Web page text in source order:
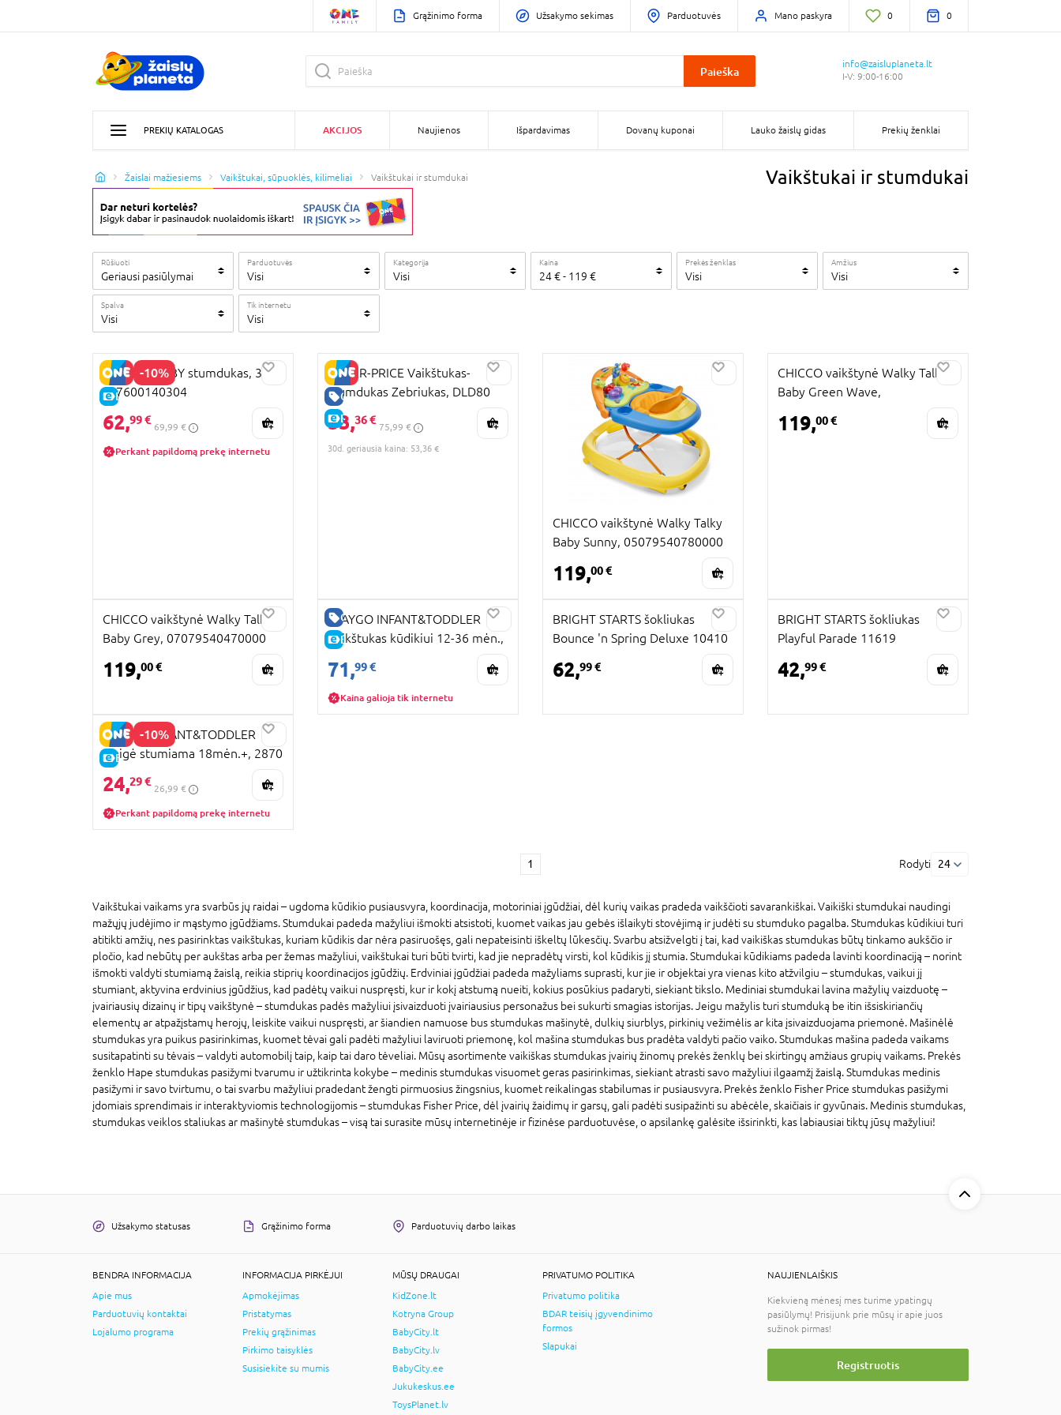
Grąžinimo forma Užsakymo sekimas Parduotuvės Mano paskyra 0 0
Paieška
info@zaisluplaneta.lt
I-V: 9:00-16:00
PREKIŲ KATALOGAS AKCIJOS Naujienos Išpardavimas Dovanų kuponai Lauko žaislų gidas Prekių ženklai
Žaislai mažiesiems Vaikštukai, sūpuoklės, kilimėliai Vaikštukai ir stumdukai Vaikštukai ir stumdukai
Rūšiuoti
Geriausi pasiūlymai
Parduotuvės
Visi
Kategorija
Visi
Kaina
24€- 119 €
Prekės ženklas
Visi
Amžius
Visi
Spalva
Visi
Tik internetu
Visi
-10%
E-KAINA
LITTLE SMOBY stumdukas, 3 in
1, 7600140304
62,99 €
69,99 €
Perkant papildomą prekę internetu
GERA KAINA
E-KAINA
FISHER-PRICE Vaikštukas-
stumdukas Zebriukas, DLD80
53,36 €
75,99 €
30d. geriausia kaina: 53,36 €
CHICCO vaikštynė Walky Talky
Baby Sunny, 05079540780000
119,00 €
CHICCO vaikštynė Walky Talky
Baby Green Wave,
119,00 €
CHICCO vaikštynė Walky Talky
Baby Grey, 07079540470000
119,00 €
GERA KAINA
E-KAINA
PLAYGO INFANT&TODDLER
Vaikštukas kūdikiui 12-36 mėn.,
71,99 €
Kaina galioja tik internetu
BRIGHT STARTS šokliukas
Bounce 'n Spring Deluxe 10410
62,99 €
BRIGHT STARTS šokliukas
Playful Parade 11619
42,99 €
-10%
E-KAINA
PLAYGO INFANT&TODDLER
sraigė stumiama 18mėn.+, 2870
24,29 €
26,99 €
Perkant papildomą prekę internetu
1 Rodyti 24
Vaikštukai vaikams yra svarbūs jų raidai – ugdoma kūdikio pusiausvyra, koordinacija, motoriniai įgūdžiai, dėl kurių vaikas pradeda vaikščioti savarankiškai. Vaikiški stumdukai naudingi
mažųjų judėjimo ir mąstymo įgūdžiams. Stumdukai padeda mažyliui išmokti atsistoti, kuomet vaikas jau gebės išlaikyti stovėjimą ir judėti su stumduko pagalba. Stumdukas kūdikiui turi
atitikti amžių, nes pasirinktas vaikštukas, kuriam kūdikis dar nėra pasiruošęs, gali nepateisinti iškeltų lūkesčių. Svarbu atsižvelgti į tai, kad vaikiškas stumdukas būtų tinkamo aukščio ir
pločio, kad nebūtų per aukštas arba per žemas mažyliui, vaikštukai turi būti tvirti, kad jie nepradėtų virsti, kol kūdikis jį stumia. Stumdukai kūdikiams padeda lavinti koordinaciją – norint
išmokti valdyti stumiamą žaislą, reikia stiprių koordinacijos įgūdžių. Erdviniai įgūdžiai padeda mažyliams suprasti, kur jie ir objektai yra vienas kito atžvilgiu – stumdukas, vaikui jį
stumiant, aktyvina erdvinius įgūdžius, kad padėtų vaikui nuspręsti, kur ir kokį atstumą nueiti, kokius posūkius padaryti, siekiant tikslo. Mediniai stumdukai lavina mažylių vaizduotę –
įvairiausių dizainų ir tipų vaikštynė – stumdukas padės mažyliui įsivaizduoti įvairiausius personažus bei sukurti smagias istorijas. Jeigu mažylis turi stumduką be itin išsiskiriančių
elementų ar atpažįstamų herojų, leiskite vaikui nuspręsti, ar šiandien namuose bus stumdukas mašinytė, dulkių siurblys, pirkinių vežimėlis ar kita įsivaizduojama priemonė. Mašinėlė
stumdukas yra puikus pasirinkimas, kuomet tėvai gali padėti mažyliui laviruoti priemonę, kol mašina stumdukas bus pradėta valdyti pačio vaiko. Stumdukas mašina padeda vaikams
susitapatinti su tėvais – valdyti automobilį taip, kaip tai daro tėveliai. Mūsų asortimente vaikiškas stumdukas įvairių žinomų prekės ženklų bei skirtingų amžiaus grupių vaikams. Prekės
ženklo Hape stumdukas pasižymi tvarumu ir užtikrinta kokybe – medinis stumdukas visuomet geras pasirinkimas, siekiant atrasti savo mažyliui ilgaamžį žaislą. Stumdukas medinis
pasižymi ir savo tvirtumu, o tai svarbu mažyliui pradedant žengti pirmuosius žingsnius, kuomet reikalingas stabilumas ir pusiausvyra. Prekės ženklo Fisher Price stumdukas pasižymi
įdomiais sprendimais ir interaktyviomis technologijomis – stumdukas Fisher Price, dėl įvairių žaidimų ir garsų, gali padėti susipažinti su abėcėle, skaičiais ir gyvūnais. Medinis stumdukas,
stumdukas veiklos staliukas ar mašinytė stumdukas – visą tai surasite mūsų internetinėje ir fizinėse parduotuvėse, o apsilankę galėsite išsirinkti, kas labiausiai tiktų jūsų mažyliui!
Užsakymo statusas Grąžinimo forma Parduotuvių darbo laikas
BENDRA INFORMACIJA
Apie mus
Parduotuvių kontaktai
Lojalumo programa
INFORMACIJA PIRKĖJUI
Apmokėjimas
Pristatymas
Prekių grąžinimas
Pirkimo taisyklės
Susisiekite su mumis
MŪSŲ DRAUGAI
KidZone.lt
Kotryna Group
BabyCity.lt
BabyCity.lv
BabyCity.ee
Jukukeskus.ee
ToysPlanet.lv
PRIVATUMO POLITIKA
Privatumo politika
BDAR teisių įgyvendinimo
formos
Slapukai
NAUJIENLAIŠKIS
Kiekvieną mėnesį mes turime ypatingų
pasiūlymų! Prisijunk prie mūsų ir apie juos
sužinok pirmas!
Registruotis